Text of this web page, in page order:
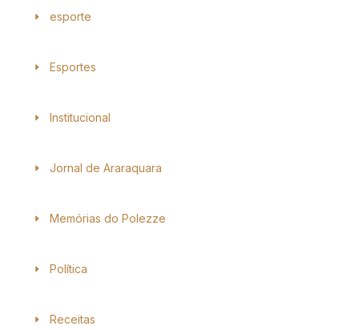
esporte
Esportes
Institucional
Jornal de Araraquara
Memórias do Polezze
Política
Receitas